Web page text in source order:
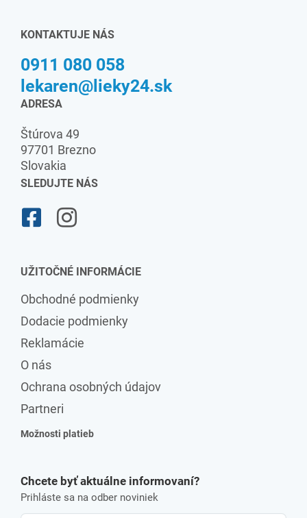
KONTAKTUJE NÁS
0911 080 058
lekaren@lieky24.sk
ADRESA
Štúrova 49
97701 Brezno
Slovakia
SLEDUJTE NÁS
UŽITOČNÉ INFORMÁCIE
Obchodné podmienky
Dodacie podmienky
Reklamácie
O nás
Ochrana osobných údajov
Partneri
Možnosti platieb
Chcete byť aktuálne informovaní?
Prihláste sa na odber noviniek